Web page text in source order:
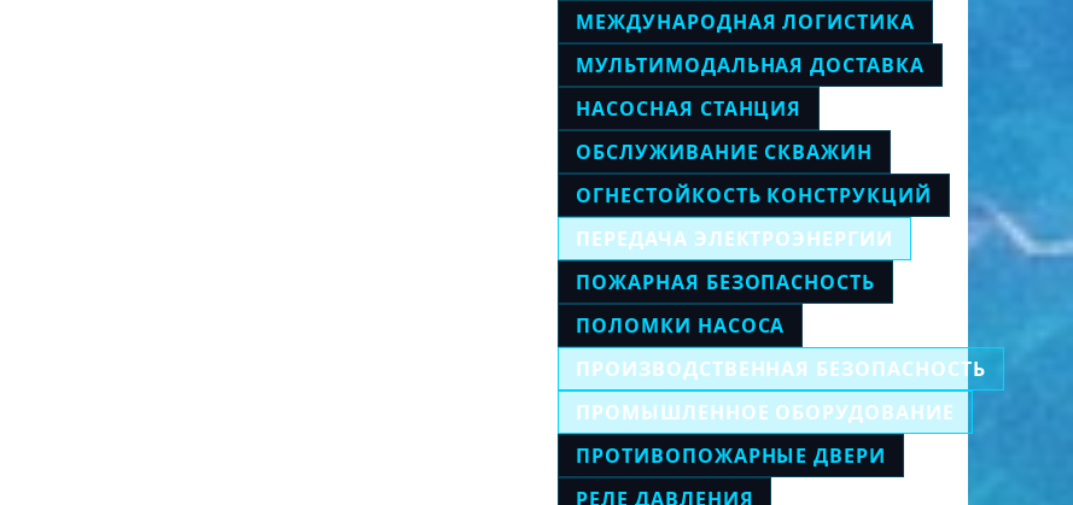
МЕЖДУНАРОДНАЯ ЛОГИСТИКА
МУЛЬТИМОДАЛЬНАЯ ДОСТАВКА
НАСОСНАЯ СТАНЦИЯ
ОБСЛУЖИВАНИЕ СКВАЖИН
ОГНЕСТОЙКОСТЬ КОНСТРУКЦИЙ
ПЕРЕДАЧА ЭЛЕКТРОЭНЕРГИИ
ПОЖАРНАЯ БЕЗОПАСНОСТЬ
ПОЛОМКИ НАСОСА
ПРОИЗВОДСТВЕННАЯ БЕЗОПАСНОСТЬ
ПРОМЫШЛЕННОЕ ОБОРУДОВАНИЕ
ПРОТИВОПОЖАРНЫЕ ДВЕРИ
РЕЛЕ ДАВЛЕНИЯ